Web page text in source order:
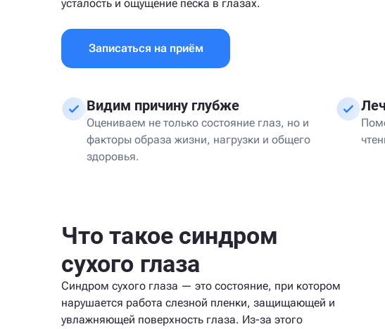
усталость и ощущение песка в глазах.
Записаться на приём
Видим причину глубже
Оцениваем не только состояние глаз, но и
факторы образа жизни, нагрузки и общего
здоровья.
Что такое синдром
сухого глаза
Синдром сухого глаза — это состояние, при котором
нарушается работа слезной пленки, защищающей и
увлажняющей поверхность глаза. Из-за этого